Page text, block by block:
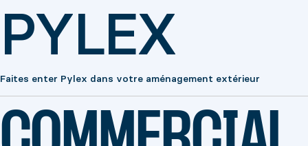
PYLEX
Faites enter Pylex dans votre aménagement extérieur